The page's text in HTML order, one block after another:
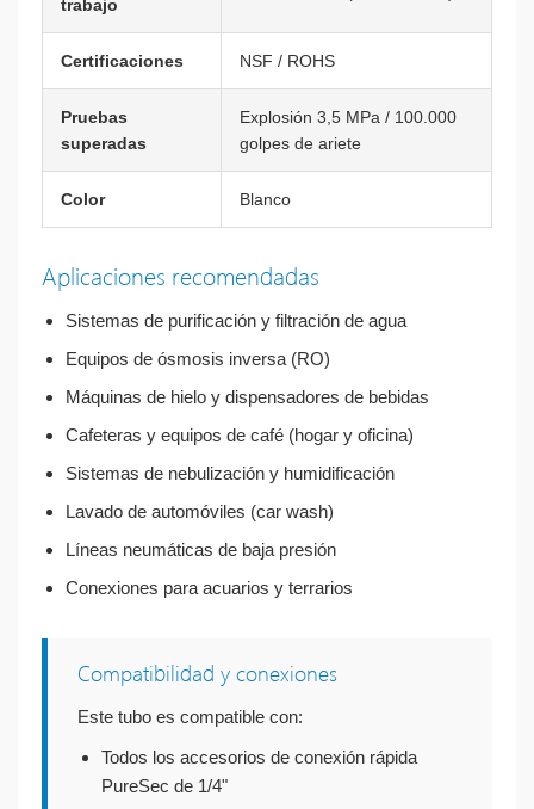
trabajo
Certificaciones NSF / ROHS
Pruebas
superadas
Explosión 3,5 MPa / 100.000
golpes de ariete
Color Blanco
Aplicaciones recomendadas
Sistemas de purificación y filtración de agua
Equipos de ósmosis inversa (RO)
Máquinas de hielo y dispensadores de bebidas
Cafeteras y equipos de café (hogar y oficina)
Sistemas de nebulización y humidificación
Lavado de automóviles (car wash)
Líneas neumáticas de baja presión
Conexiones para acuarios y terrarios
Compatibilidad y conexiones
Este tubo es compatible con:
Todos los accesorios de conexión rápida
PureSec de 1/4"